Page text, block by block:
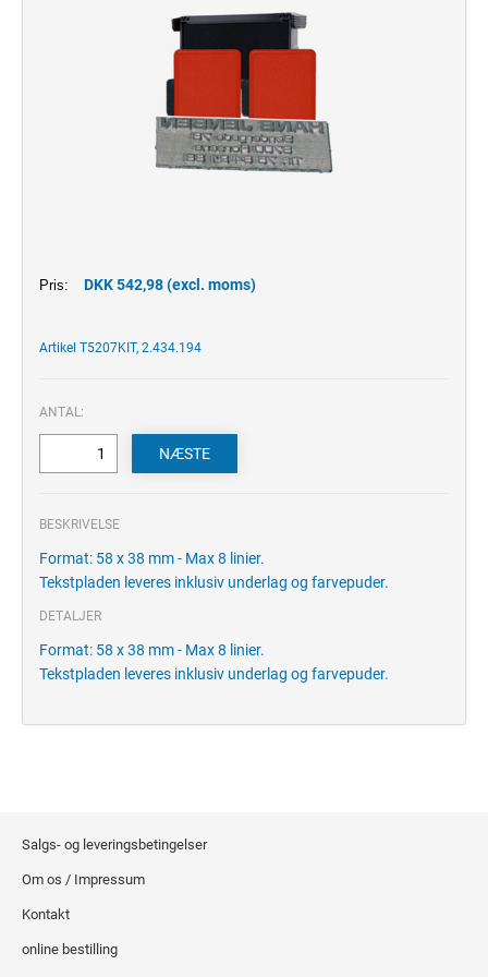
Pris: DKK 542,98 (excl. moms)
Artikel T5207KIT, 2.434.194
ANTAL:
BESKRIVELSE
Format: 58 x 38 mm - Max 8 linier.
Tekstpladen leveres inklusiv underlag og farvepuder.
DETALJER
Format: 58 x 38 mm - Max 8 linier.
Tekstpladen leveres inklusiv underlag og farvepuder.
Salgs- og leveringsbetingelser
Om os / Impressum
Kontakt
online bestilling